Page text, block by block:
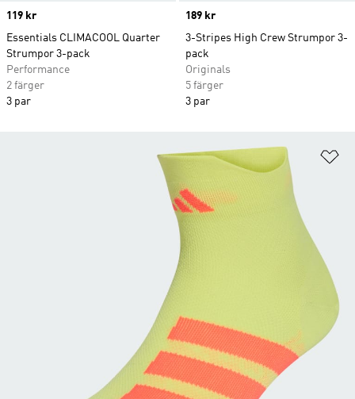
Price
119 kr
Essentials CLIMACOOL Quarter
Strumpor 3-pack
Performance
2 färger
3 par
Price
189 kr
3-Stripes High Crew Strumpor 3-
pack
Originals
5 färger
3 par